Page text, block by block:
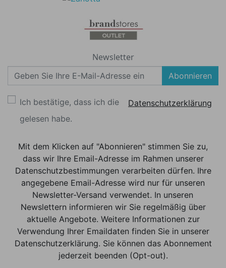
Newsletter
Abonnieren
Ich bestätige, dass ich die
Datenschutzerklärung
gelesen habe.
Mit dem Klicken auf "Abonnieren" stimmen Sie zu,
dass wir Ihre Email-Adresse im Rahmen unserer
Datenschutzbestimmungen verarbeiten dürfen. Ihre
angegebene Email-Adresse wird nur für unseren
Newsletter-Versand verwendet. In unseren
Newslettern informieren wir Sie regelmäßig über
aktuelle Angebote. Weitere Informationen zur
Verwendung Ihrer Emaildaten finden Sie in unserer
Datenschutzerklärung. Sie können das Abonnement
jederzeit beenden (Opt-out).